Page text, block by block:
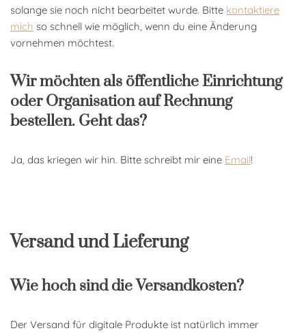
solange sie noch nicht bearbeitet wurde. Bitte kontaktiere
mich so schnell wie möglich, wenn du eine Änderung
vornehmen möchtest.
Wir möchten als öffentliche Einrichtung
oder Organisation auf Rechnung
bestellen. Geht das?
Ja, das kriegen wir hin. Bitte schreibt mir eine Email!
Versand und Lieferung
Wie hoch sind die Versandkosten?
Der Versand für digitale Produkte ist natürlich immer